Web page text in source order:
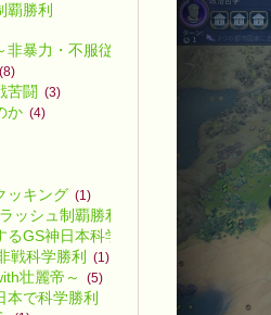
覇勝利
暴力・不服従～
(8)
苦闘 (3)
か (4)
ッキング (1)
ッシュ制覇勝利
GS神日本科学勝利
戦科学勝利 (1)
壮麗帝～ (5)
本で科学勝利